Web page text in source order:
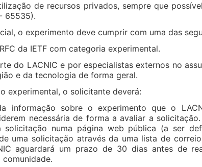
de recursos privados, sempre que
65535).
o experimento deve cumprir com uma das
da IETF com categoria experimental.
do LACNIC e por especialistas externos no
e da tecnologia de forma geral.
experimental, o solicitante deverá:
informação sobre o experimento que o
necessária de forma a avaliar a
solicitação numa página web pública (a ser
uma solicitação através da uma lista de
aguardará um prazo de 30 dias antes de